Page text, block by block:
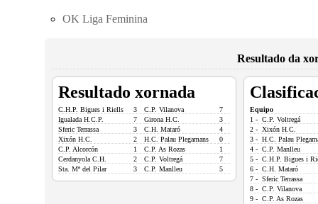
OK Liga Feminina
Resultado da
Resultado xornada
C.H.P. Bigues i Riells 3 C.P. Vilanova
7
Igualada H.C.P.
7 Girona H.C.
3
Sferic Terrassa
3 C.H. Mataró
4
Xixón H.C.
2 H.C. Palau Plegamans
0
C.P. Alcorcón
1 C.P. As Rozas
1
Cerdanyola C.H.
2 C.P. Voltregá
7
Sta. Mª del Pilar
3 C.P. Manlleu 5
Equipo
1 - C.P. Voltregá
2 - Xixón H.C.
3 - H.C. Palau
4 - C.P. Manlleu
5 - C.H.P. Bigues i
6 - C.H. Mataró
7 - Sferic Terrassa
8 - C.P. Vilanova
9 - C.P. As Rozas